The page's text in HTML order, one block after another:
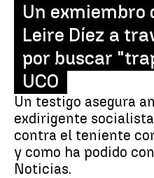
Un exmiembro
Leire Díez a
por buscar
UCO
Un testigo asegura
exdirigente
contra el teniente
y como ha podido
Noticias.